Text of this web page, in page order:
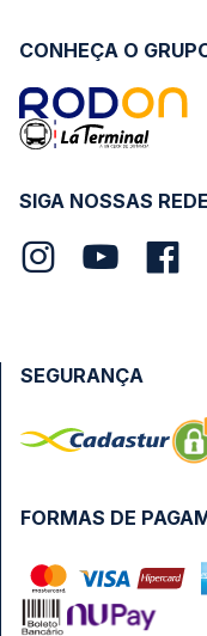
SIGA NOSSAS
CONHEÇA O
FORMAS DE
SEGURANÇA